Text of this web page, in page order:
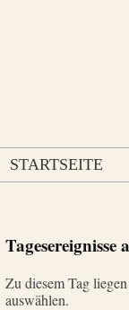
STARTSEITE
Tagesereignisse
Zu diesem Tag
auswählen.